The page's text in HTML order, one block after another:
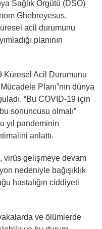
Sağlık Örgütü (DSÖ)
Ghebreyesus,
acil durumunu
planının
Küresel Acil Durumunu
Planı”nın dünya
“Bu COVID-19 için
sonuncusu olmalı”
yıl pandeminin
anlattı.
virüs gelişmeye devam
nedeniyle bağışıklık
hastalığın ciddiyeti
vakalarda ve ölümlerde